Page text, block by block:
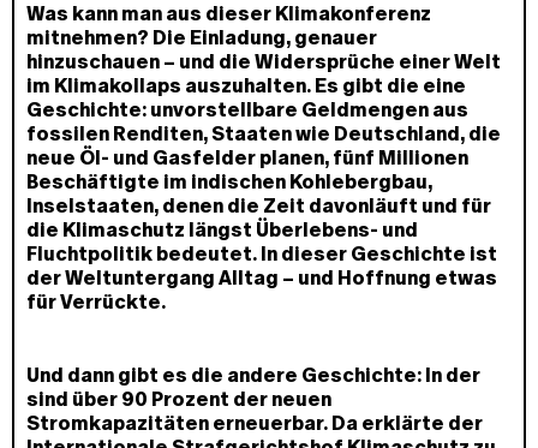
Was kann man aus dieser Klimakonferenz
mitnehmen? Die Einladung, genauer
hinzuschauen – und die Widersprüche einer Welt
im Klimakollaps auszuhalten. Es gibt die eine
Geschichte: unvorstellbare Geldmengen aus
fossilen Renditen, Staaten wie Deutschland, die
neue Öl- und Gasfelder planen, fünf Millionen
Beschäftigte im indischen Kohlebergbau,
Inselstaaten, denen die Zeit davonläuft und für
die Klimaschutz längst Überlebens- und
Fluchtpolitik bedeutet. In dieser Geschichte ist
der Weltuntergang Alltag – und Hoffnung etwas
für Verrückte.
Und dann gibt es die andere Geschichte: In der
sind über 90 Prozent der neuen
Stromkapazitäten erneuerbar. Da erklärte der